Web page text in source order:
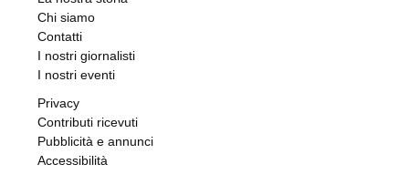
La nostra storia
Chi siamo
I nostri giornalisti
Privacy